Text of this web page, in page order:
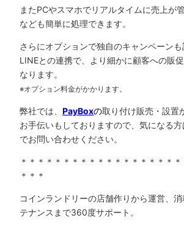
またPCやスマホでリアルタイムに売上が
なども簡単に処理できます。
さらにオプションで独自のキャンペーンも
LINEとの連携で、より細かに顧客への販
なります。
※オプション料金がかかります。
弊社では、 PayBoxの取り付け販売・設置
お手伝いもしておりますので、気になる
でお問い合わせください。
＊＊＊＊＊＊＊＊＊＊＊＊＊＊＊＊＊＊
＊＊＊
コインランドリーの店舗作りから運営、
テナンスまで360度サポート。